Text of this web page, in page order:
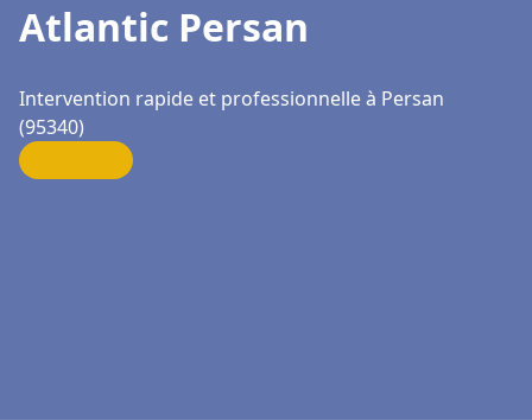
Atlantic Persan
Intervention rapide et professionnelle à Persan
(95340)